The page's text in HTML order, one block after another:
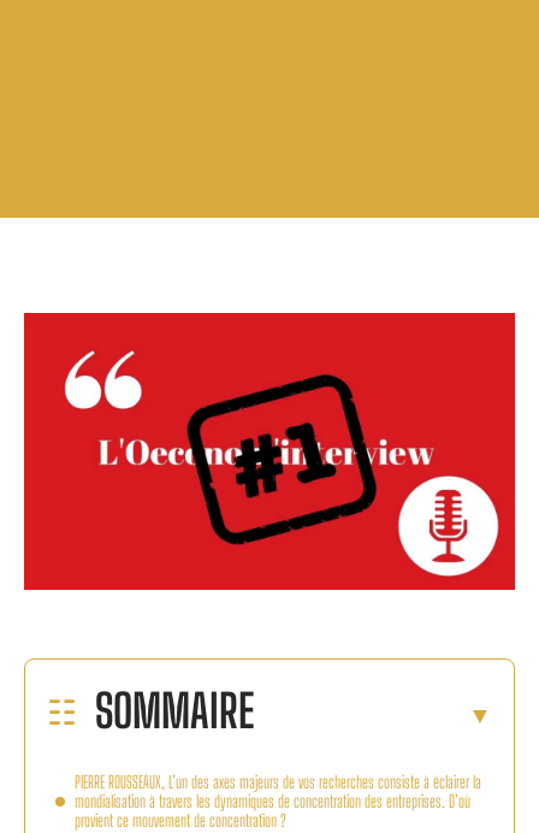
SOMMAIRE
PIERRE ROUSSEAUX, L’un des axes majeurs de vos recherches consiste à éclairer la
mondialisation à travers les dynamiques de concentration des entreprises. D’où
provient ce mouvement de concentration ?